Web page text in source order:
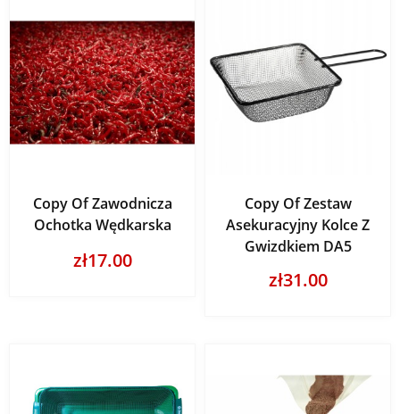
Copy Of Zawodnicza
Ochotka Wędkarska
zł17.00
Copy Of Zestaw
Asekuracyjny Kolce Z
Gwizdkiem DA5
zł31.00